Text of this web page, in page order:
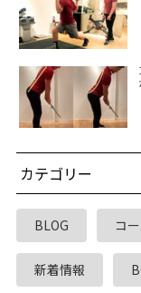
カテゴリー
BLOG コ
新着情報